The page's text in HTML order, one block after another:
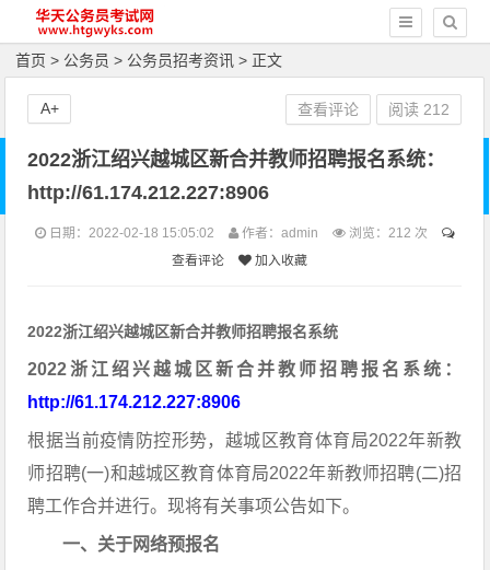
首页 > 公务员 > 公务员招考资讯 > 正文
2022浙江绍兴越城区新合并教师招聘报名系统：
http://61.174.212.227:8906
日期：2022-02-18 15:05:02 作者：admin 浏览： 212 次
查看评论
加入收藏
2022浙江绍兴越城区新合并教师招聘报名系统
2022浙江绍兴越城区新合并教师招聘报名系统：
http://61.174.212.227:8906
根据当前疫情防控形势，越城区教育体育局2022年新教
师招聘(一)和越城区教育体育局2022年新教师招聘(二)招
聘工作合并进行。现将有关事项公告如下。
一、关于网络预报名
查看评论 阅读 212
A+